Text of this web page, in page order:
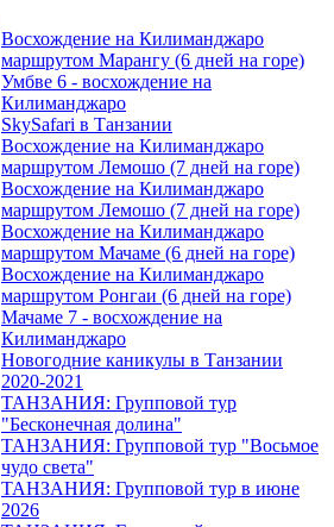
Восхождение на Килиманджаро
маршрутом Марангу (6 дней на горе)
Умбве 6 - восхождение на
Килиманджаро
SkySafari в Танзании
Восхождение на Килиманджаро
маршрутом Лемошо (7 дней на горе)
Восхождение на Килиманджаро
маршрутом Лемошо (7 дней на горе)
Восхождение на Килиманджаро
маршрутом Мачаме (6 дней на горе)
Восхождение на Килиманджаро
маршрутом Ронгаи (6 дней на горе)
Мачаме 7 - восхождение на
Килиманджаро
Новогодние каникулы в Танзании
2020-2021
ТАНЗАНИЯ: Групповой тур
"Бесконечная долина"
ТАНЗАНИЯ: Групповой тур "Восьмое
чудо света"
ТАНЗАНИЯ: Групповой тур в июне
2026